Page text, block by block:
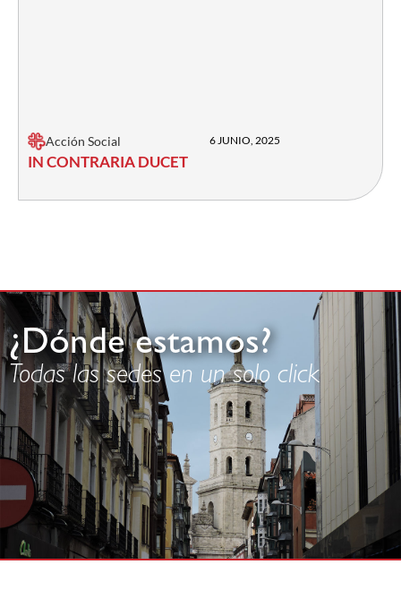
Acción Social 6 JUNIO, 2025
IN CONTRARIA DUCET
¿Dónde estamos?
Todas las sedes en un solo click